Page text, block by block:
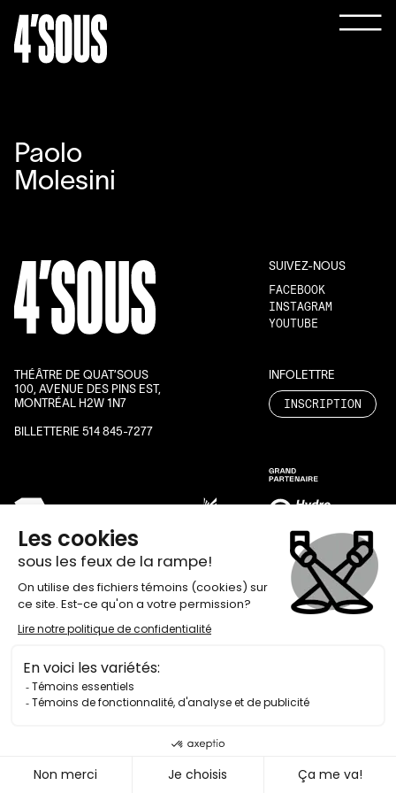
Paolo
Molesini
SUIVEZ-NOUS
FACEBOOK
INSTAGRAM
YOUTUBE
THÉÂTRE DE QUAT’SOUS
100, AVENUE DES PINS EST,
MONTRÉAL H2W 1N7
BILLETTERIE 514 845-7277
INFOLETTRE
INSCRIPTION